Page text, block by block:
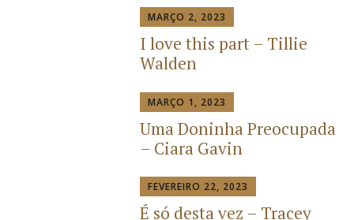
MARÇO 2, 2023
I love this part – Tillie
Walden
MARÇO 1, 2023
Uma Doninha Preocupada
– Ciara Gavin
FEVEREIRO 22, 2023
É só desta vez – Tracey